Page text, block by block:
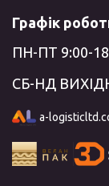
Графік
ПН-ПТ 9:00-
СБ-НД
a-